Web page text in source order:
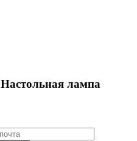
Настольная лампа